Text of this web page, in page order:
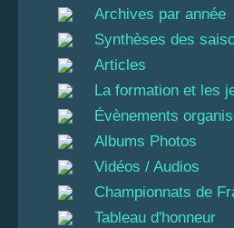
Archives par année
Synthèses des
Articles
La formation et les
Évènements
Albums Photos
Vidéos / Audios
Championnats de
Tableau d'honneur